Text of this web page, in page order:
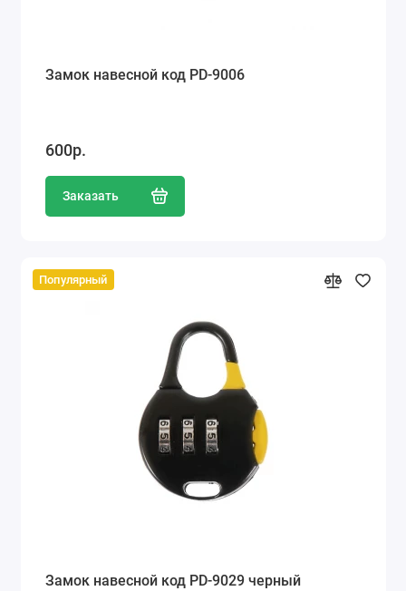
Замок навесной код PD-9006
600р.
Заказать
Популярный
Замок навесной код PD-9029 черный